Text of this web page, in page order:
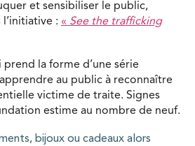
et sensibiliser le public,
: « See the trafficking
la forme d’une série
au public à reconnaître
victime de traite. Signes
estime au nombre de neuf.
bijoux ou cadeaux alors